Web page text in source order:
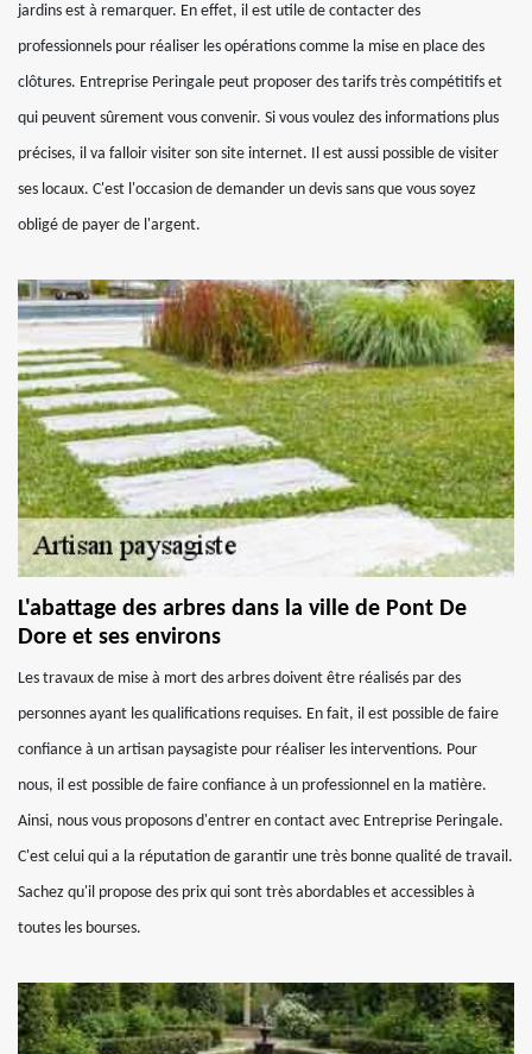
jardins est à remarquer. En effet, il est utile de contacter des
professionnels pour réaliser les opérations comme la mise en place des
clôtures. Entreprise Peringale peut proposer des tarifs très compétitifs et
qui peuvent sûrement vous convenir. Si vous voulez des informations plus
précises, il va falloir visiter son site internet. Il est aussi possible de visiter
ses locaux. C'est l'occasion de demander un devis sans que vous soyez
obligé de payer de l'argent.
L'abattage des arbres dans la ville de Pont De
Dore et ses environs
Les travaux de mise à mort des arbres doivent être réalisés par des
personnes ayant les qualifications requises. En fait, il est possible de faire
confiance à un artisan paysagiste pour réaliser les interventions. Pour
nous, il est possible de faire confiance à un professionnel en la matière.
Ainsi, nous vous proposons d'entrer en contact avec Entreprise Peringale.
C'est celui qui a la réputation de garantir une très bonne qualité de travail.
Sachez qu'il propose des prix qui sont très abordables et accessibles à
toutes les bourses.